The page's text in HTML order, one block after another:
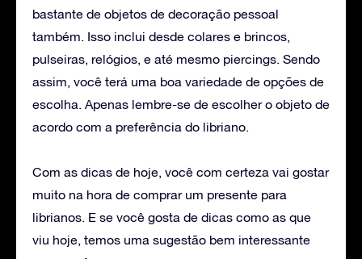
bastante de objetos de decoração pessoal
também. Isso inclui desde colares e brincos,
pulseiras, relógios, e até mesmo piercings. Sendo
assim, você terá uma boa variedade de opções de
escolha. Apenas lembre-se de escolher o objeto de
acordo com a preferência do libriano.
Com as dicas de hoje, você com certeza vai gostar
muito na hora de comprar um presente para
librianos. E se você gosta de dicas como as que
viu hoje, temos uma sugestão bem interessante